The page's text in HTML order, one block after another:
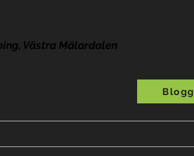
Västra Mälardalen
Blogg